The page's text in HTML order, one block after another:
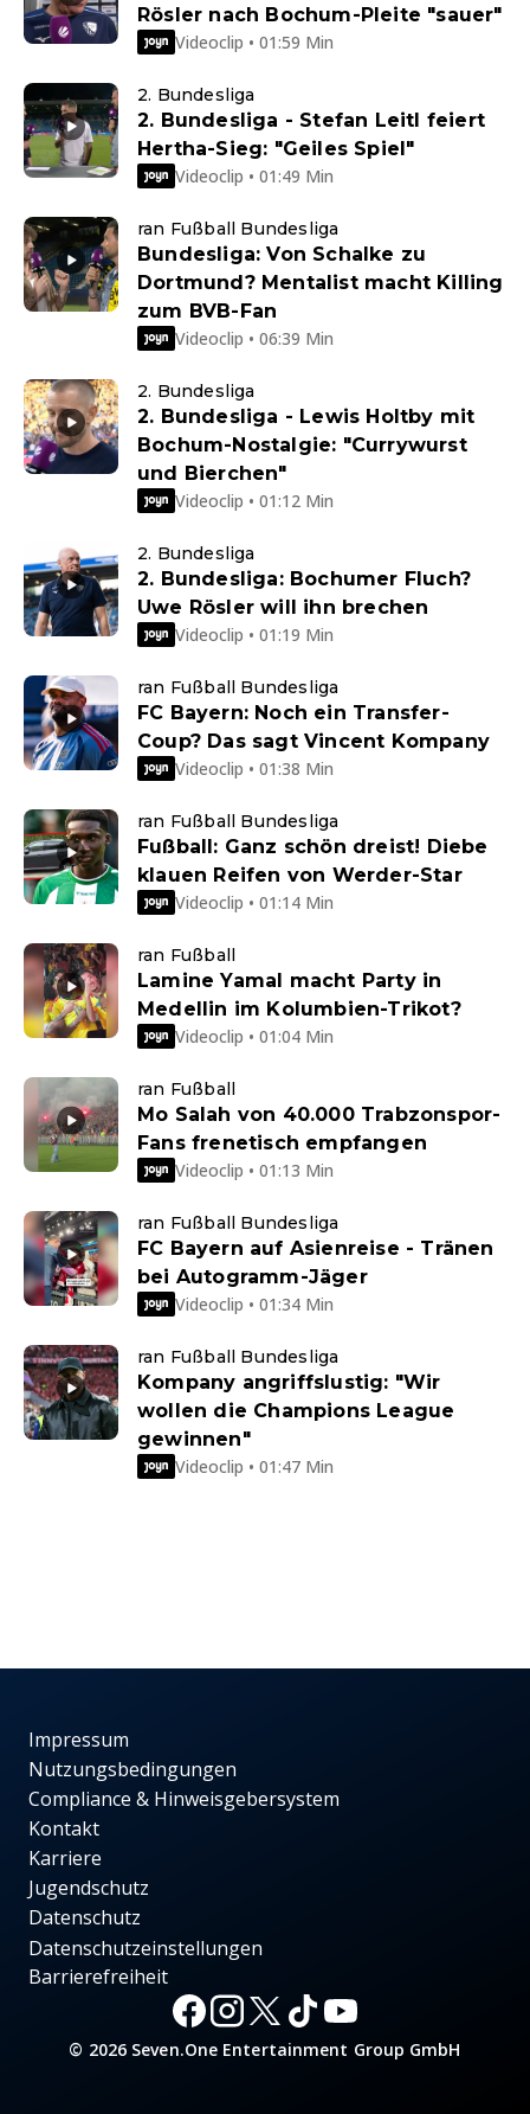
Rösler nach Bochum-Pleite "sauer"
Videoclip • 01:59 Min
2. Bundesliga
2. Bundesliga - Stefan Leitl feiert
Hertha-Sieg: "Geiles Spiel"
Videoclip • 01:49 Min
ran Fußball Bundesliga
Bundesliga: Von Schalke zu
Dortmund? Mentalist macht Killing
zum BVB-Fan
Videoclip • 06:39 Min
2. Bundesliga
2. Bundesliga - Lewis Holtby mit
Bochum-Nostalgie: "Currywurst
und Bierchen"
Videoclip • 01:12 Min
2. Bundesliga
2. Bundesliga: Bochumer Fluch?
Uwe Rösler will ihn brechen
Videoclip • 01:19 Min
ran Fußball Bundesliga
FC Bayern: Noch ein Transfer-
Coup? Das sagt Vincent Kompany
Videoclip • 01:38 Min
ran Fußball Bundesliga
Fußball: Ganz schön dreist! Diebe
klauen Reifen von Werder-Star
Videoclip • 01:14 Min
ran Fußball
Lamine Yamal macht Party in
Medellin im Kolumbien-Trikot?
Videoclip • 01:04 Min
ran Fußball
Mo Salah von 40.000 Trabzonspor-
Fans frenetisch empfangen
Videoclip • 01:13 Min
ran Fußball Bundesliga
FC Bayern auf Asienreise - Tränen
bei Autogramm-Jäger
Videoclip • 01:34 Min
ran Fußball Bundesliga
Kompany angriffslustig: "Wir
wollen die Champions League
gewinnen"
Videoclip • 01:47 Min
Impressum
Nutzungsbedingungen
Compliance & Hinweisgebersystem
Kontakt
Karriere
Jugendschutz
Datenschutz
Datenschutzeinstellungen
Barrierefreiheit
© 2026 Seven.One Entertainment Group GmbH